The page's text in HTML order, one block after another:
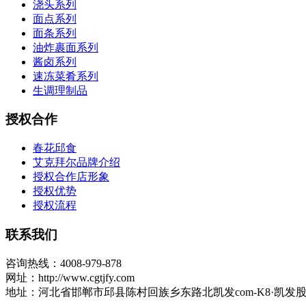
浇头系列
面点系列
面条系列
油炸裹面系列
酱卤系列
速冻菜肴系列
生调理制品
授权合作
春花邱食
艾克拜尔品牌介绍
授权合作店形象
授权优势
授权流程
联系我们
咨询热线：4008-979-878
网址：http://www.cgtjfy.com
地址：河北省邯郸市邱县陈村回族乡东路北凯发com-K8·凯发